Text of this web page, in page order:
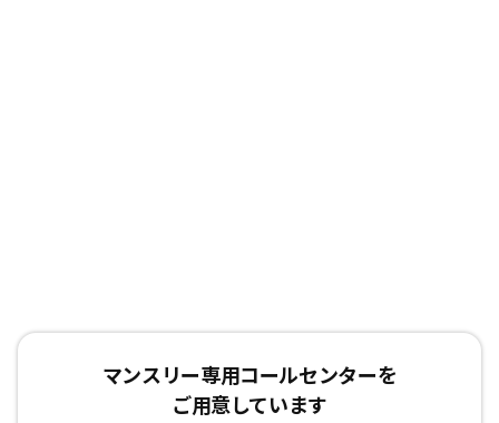
マンスリー専用コールセンターを
ご用意しています